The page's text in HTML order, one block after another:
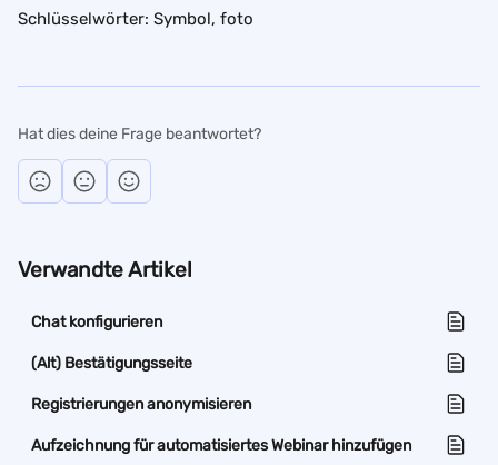
Schlüsselwörter: Symbol, foto
Hat dies deine Frage beantwortet?
Verwandte Artikel
Chat konfigurieren
(Alt) Bestätigungsseite
Registrierungen anonymisieren
Aufzeichnung für automatisiertes Webinar hinzufügen